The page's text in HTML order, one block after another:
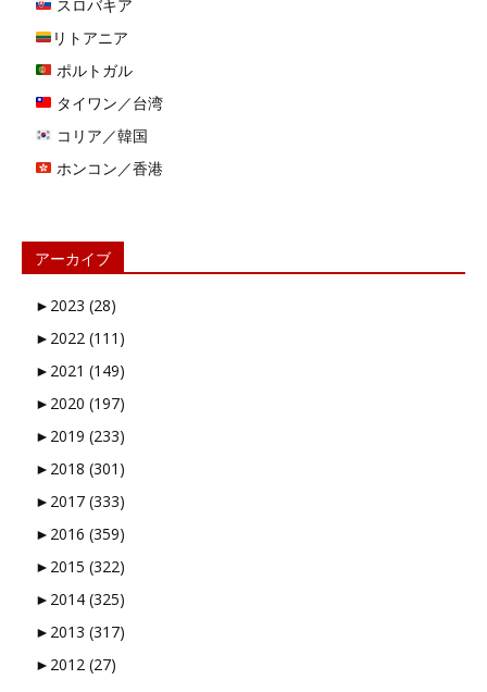
スロバキア
リトアニア
ポルトガル
タイワン／台湾
コリア／韓国
ホンコン／香港
アーカイブ
► 2023 (28)
► 2022 (111)
► 2021 (149)
► 2020 (197)
► 2019 (233)
► 2018 (301)
► 2017 (333)
► 2016 (359)
► 2015 (322)
► 2014 (325)
► 2013 (317)
► 2012 (27)